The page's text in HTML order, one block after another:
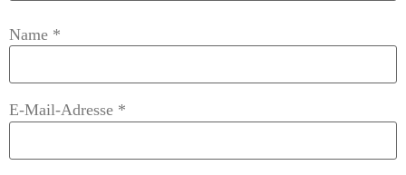
Name *
E-Mail-Adresse *